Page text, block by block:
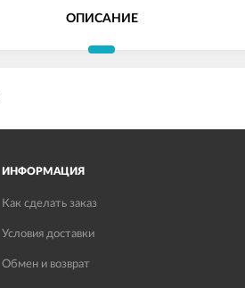
ОПИСАНИЕ
ИНФОРМАЦИЯ
Как сделать заказ
Условия доставки
Обмен и возврат